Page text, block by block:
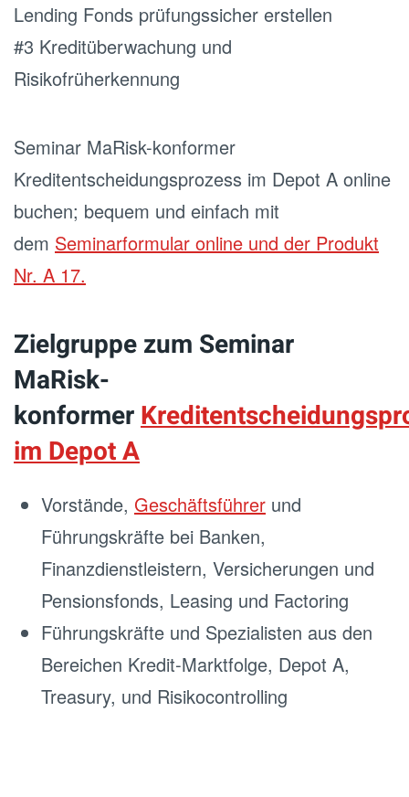
Lending Fonds prüfungssicher erstellen
#3 Kreditüberwachung und
Risikofrüherkennung
Seminar MaRisk-konformer
Kreditentscheidungsprozess im Depot A online
buchen; bequem und einfach mit
dem Seminarformular online und der Produkt
Nr. A 17.
Zielgruppe zum Seminar
MaRisk-
konformer
im Depot A
Vorstände, Geschäftsführer und
Führungskräfte bei Banken,
Finanzdienstleistern, Versicherungen und
Pensionsfonds, Leasing und Factoring
Führungskräfte und Spezialisten aus den
Bereichen Kredit-Marktfolge, Depot A,
Treasury, und Risikocontrolling